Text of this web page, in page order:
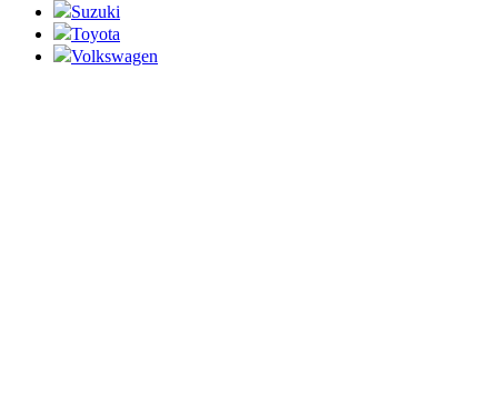
Suzuki
Toyota
Volkswagen